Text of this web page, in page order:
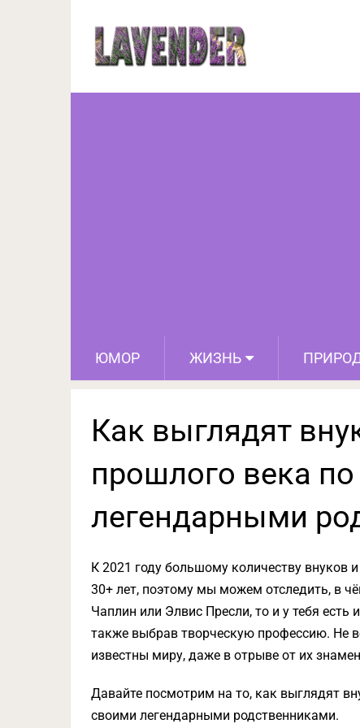
ЮМОР ЖИЗНЬ
Как выглядят
сравнению со
Как выглядят
прошлого века
легендарными
К 2021 году большому количеству внуков
30+ лет, поэтому мы можем отследить, в
Чаплин или Элвис Пресли, то и у тебя есть
также выбрав творческую профессию. Не
известны миру, даже в отрыве от их
Давайте посмотрим на то, как выглядят
своими легендарными родственниками.